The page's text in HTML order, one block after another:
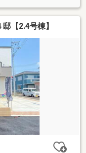
【2.4号棟】